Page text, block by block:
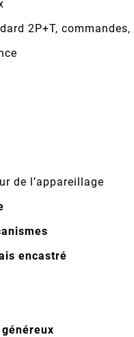
2P+T, commandes,
de l’appareillage
encastré